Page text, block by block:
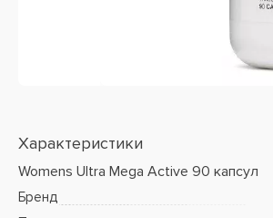
Характеристики
Womens Ultra Mega Active 90 капсул
Бренд